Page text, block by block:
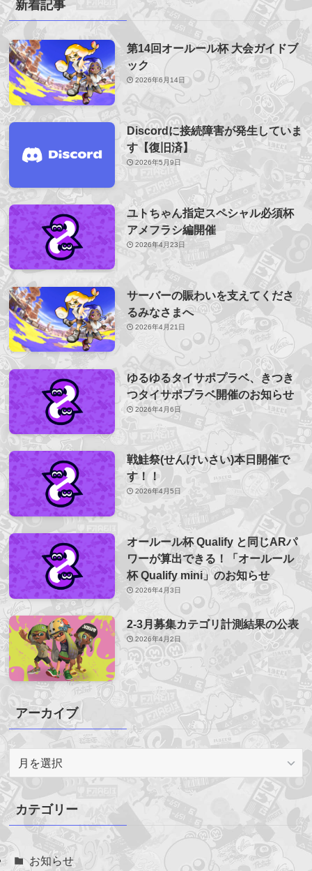
新着記事
第14回オールール杯 大会ガイドブ
ック
2026年6月14日
Discordに接続障害が発生していま
す【復旧済】
2026年5月9日
ユトちゃん指定スペシャル必須杯
アメフラシ編開催
2026年4月23日
サーバーの賑わいを支えてくださ
るみなさまへ
2026年4月21日
ゆるゆるタイサポプラベ、きつき
つタイサポプラベ開催のお知らせ
2026年4月6日
戦鮭祭(せんけいさい)本日開催で
す！！
2026年4月5日
オールール杯 Qualify と同じARパ
ワーが算出できる！「オールール
杯 Qualify mini」のお知らせ
2026年4月3日
2-3月募集カテゴリ計測結果の公表
2026年4月2日
アーカイブ
ー
カ
イ
ブ
カテゴリー
お知らせ